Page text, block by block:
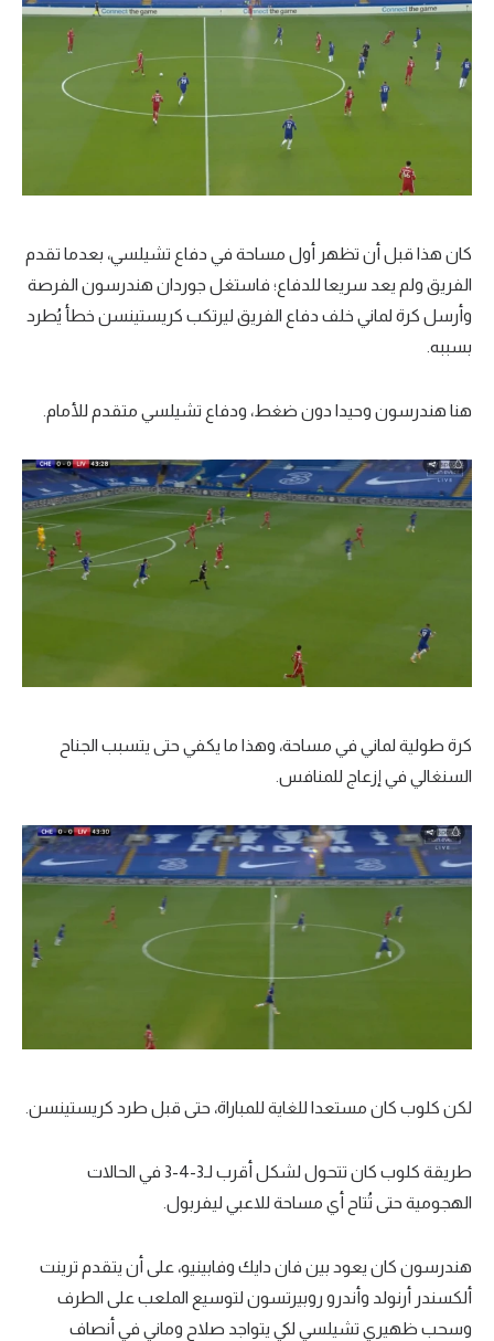
كان هذا قبل أن تظهر أول مساحة في دفاع تشيلسي، بعدما تقدم
الفريق ولم يعد سريعا للدفاع؛ فاستغل جوردان هندرسون الفرصة
وأرسل كرة لماني خلف دفاع الفريق ليرتكب كريستينسن خطأ يُطرد
بسببه.
هنا هندرسون وحيدا دون ضغط، ودفاع تشيلسي متقدم للأمام.
كرة طولية لماني في مساحة، وهذا ما يكفي حتى يتسبب الجناح
السنغالي في إزعاج للمنافس.
لكن كلوب كان مستعدا للغاية للمباراة، حتى قبل طرد كريستينسن.
طريقة كلوب كان تتحول لشكل أقرب لـ3-4-3 في الحالات
الهجومية حتى تُتاح أي مساحة للاعبي ليفربول.
هندرسون كان يعود بين فان دايك وفابينيو، على أن يتقدم ترينت
ألكسندر أرنولد وأندرو روبيرتسون لتوسيع الملعب على الطرف
وسحب ظهيري تشيلسي لكي يتواجد صلاح وماني في أنصاف